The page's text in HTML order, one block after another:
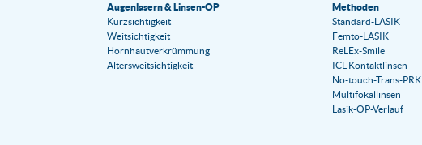
Augenlasern & Linsen-OP
Kurzsichtigkeit
Weitsichtigkeit
Hornhautverkrümmung
Altersweitsichtigkeit
Methoden
Standard-LASIK
Femto-LASIK
ReLEx-Smile
ICL Kontaktlinsen
No-touch-Trans-PRK
Multifokallinsen
Lasik-OP-Verlauf